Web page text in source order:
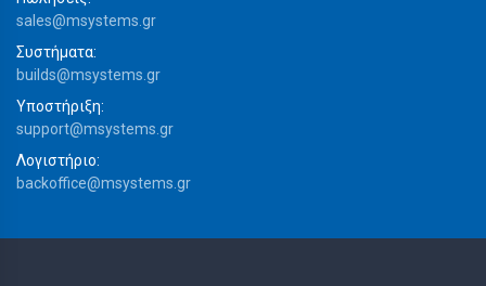
sales@msystems.gr
Συστήματα:
builds@msystems.gr
Υποστήριξη:
support@msystems.gr
Λογιστήριο:
backoffice@msystems.gr